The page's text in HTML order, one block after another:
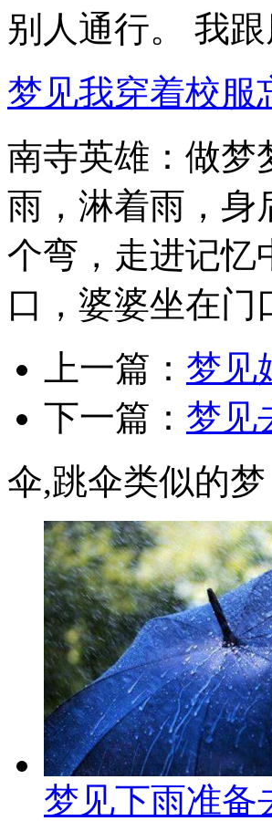
别人通行。 我
梦见我穿着校服
南寺英雄：做梦
雨，淋着雨，身
个弯，走进记忆
口，婆婆坐在门
上一篇： 梦见
下一篇： 梦见
伞,跳伞类似的梦
梦见下雨准备